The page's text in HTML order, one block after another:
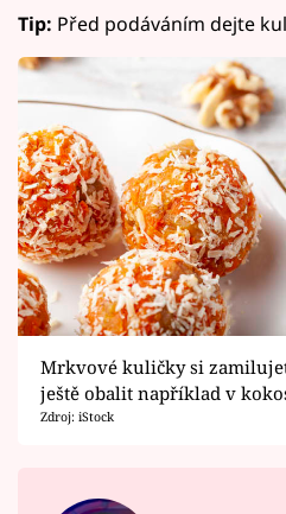
Tip: Před podáváním dejte
Mrkvové kuličky si
ještě obalit například v
Zdroj: iStock